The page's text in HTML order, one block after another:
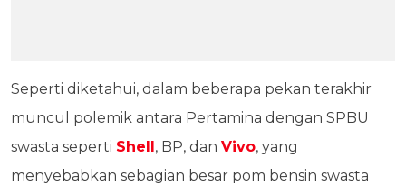
Seperti diketahui, dalam beberapa pekan terakhir
muncul polemik antara Pertamina dengan SPBU
swasta seperti Shell , BP, dan Vivo, yang
menyebabkan sebagian besar pom bensin swasta